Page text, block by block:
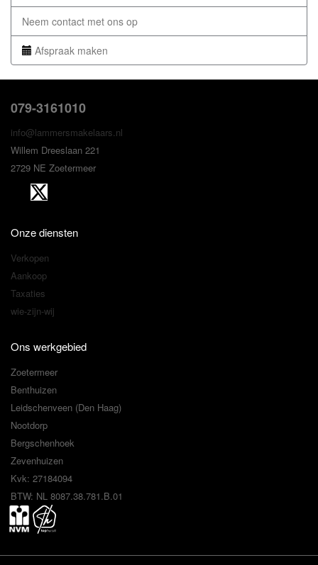
Neem contact met ons op
Afspraak maken
079-3161010
info@lammersmakelaars.nl
Willem Dreeslaan 221
2729 NE Zoetermeer
Onze diensten
Verkopen
Aankoop
Taxaties
wie-zijn-wij
Ons werkgebied
Zoetermeer
Benthuizen
Leidschenveen (Den Haag)
Nootdorp
Bergschenhoek
Zevenhuizen
Kvk: 27184094
BTW: NL 8087.38.781.B.01